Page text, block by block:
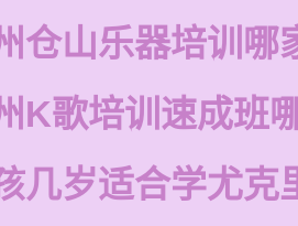
仓山乐器培训哪
K歌培训速成班
几岁适合学尤克